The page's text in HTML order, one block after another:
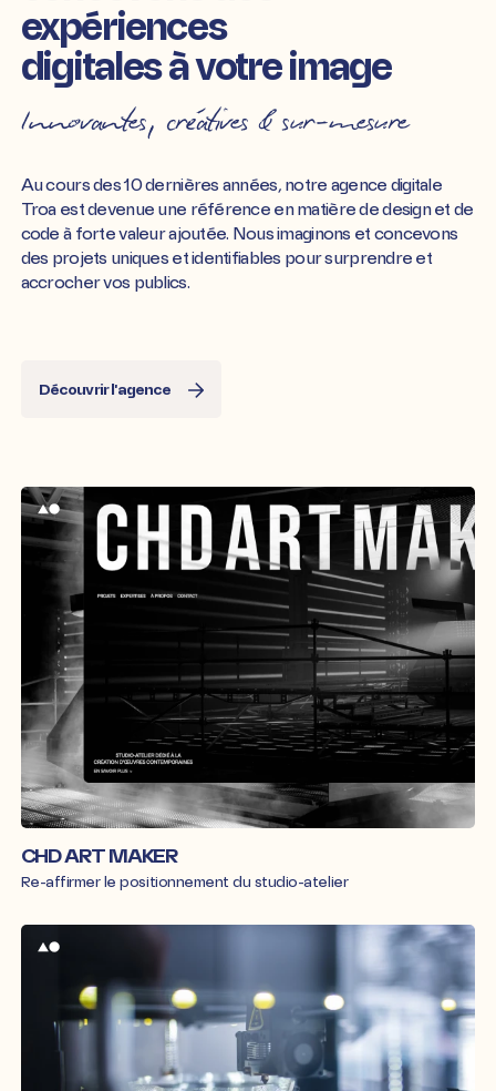
expériences
digitales à votre image
Innovantes, créatives & sur-mesure
Au cours des 10 dernières années, notre agence digitale
Troa est devenue une référence en matière de design et de
code à forte valeur ajoutée. Nous imaginons et concevons
des projets uniques et identifiables pour surprendre et
accrocher vos publics.
Découvrir l'agence
CHD ART MAKER
Re-affirmer le positionnement du studio-atelier